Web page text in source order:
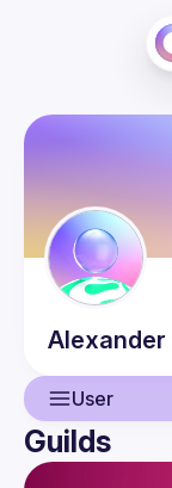
Alexander
User
User
Guilds